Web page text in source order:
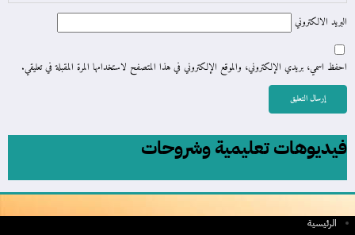
البريد الالكتروني
احفظ اسمي، بريدي الإلكتروني، والموقع الإلكتروني في هذا المتصفح لاستخدامها المرة المقبلة في تعليقي.
فيديوهات تعليمية وشروحات
الرئيسية